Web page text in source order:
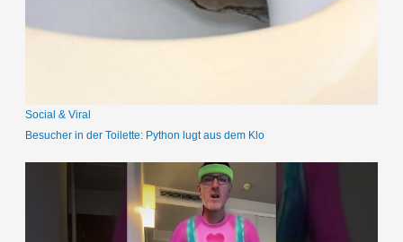
c
Social & Viral
Besucher in der Toilette: Python lugt aus dem Klo